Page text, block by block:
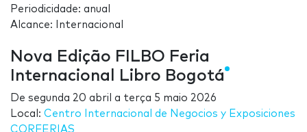
Periodicidade: anual
Alcance: Internacional
Nova Edição FILBO Feria
Internacional Libro Bogotá
De segunda 20 abril a terça 5 maio 2026
Local: Centro Internacional de Negocios y Exposiciones
CORFERIAS